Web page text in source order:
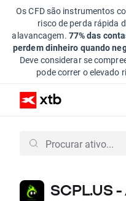
Os CFD são instrumentos
risco de perda rápida
alavancagem. 77% das
perdem dinheiro quando
Deve considerar se
pode correr o elevado
SCPL.US